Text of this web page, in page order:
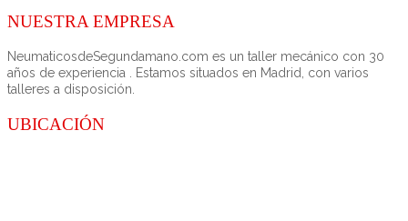
NUESTRA EMPRESA
NeumaticosdeSegundamano.com es un taller mecánico con 30
años de experiencia . Estamos situados en Madrid, con varios
talleres a disposición.
UBICACIÓN